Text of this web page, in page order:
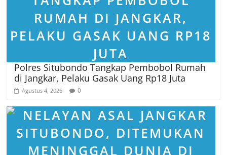
Polres Situbondo Tangkap Pembobol Rumah
di Jangkar, Pelaku Gasak Uang Rp18 Juta
Agustus 4, 2026 0